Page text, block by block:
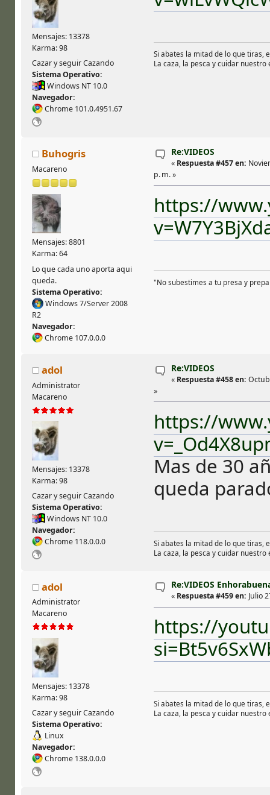
Mensajes: 13378
Karma: 98
Cazar y seguir Cazando
Sistema Operativo:
Windows NT 10.0
Navegador:
Chrome 101.0.4951.67
Si abates la mitad de lo que tiras,
La caza, la pesca y cuidar
Buhogris
Macareno
Mensajes: 8801
Karma: 64
Lo que cada uno aporta aqui
queda.
Sistema Operativo:
Windows 7/Server 2008
R2
Navegador:
Chrome 107.0.0.0
Re:VIDEOS
« Respuesta #457 en:
p. m. »
https://
"No subestimes a tu presa y
adol
Administrator
Macareno
Mensajes: 13378
Karma: 98
Cazar y seguir Cazando
Sistema Operativo:
Windows NT 10.0
Navegador:
Chrome 118.0.0.0
Re:VIDEOS
« Respuesta #458 en:
»
https://
Mas de 30
queda
Si abates la mitad de lo que tiras,
La caza, la pesca y cuidar
adol
Administrator
Macareno
Mensajes: 13378
Karma: 98
Cazar y seguir Cazando
Sistema Operativo:
Linux
Navegador:
Chrome 138.0.0.0
Re:VIDEOS
« Respuesta #459 en: Julio
https://
Si abates la mitad de lo que tiras,
La caza, la pesca y cuidar